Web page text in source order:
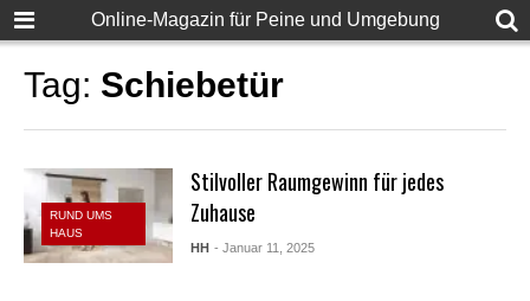
Online-Magazin für Peine und Umgebung
Tag: Schiebetür
RUND UMS
HAUS
Stilvoller Raumgewinn für jedes
Zuhause
HH - Januar 11, 2025